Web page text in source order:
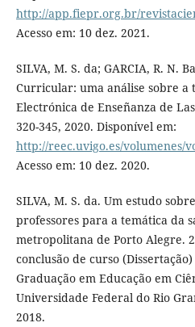
http://app.fiepr.org.br/
Acesso em: 10 dez. 2021.
SILVA, M. S. da; GARCIA, R. N.
Curricular: uma análise sobre a
Electrónica de Enseñanza de
320-345, 2020. Disponível em:
http://reec.uvigo.es/volumenes/
Acesso em: 10 dez. 2020.
SILVA, M. S. da. Um estudo
professores para a temática da
metropolitana de Porto Alegre.
conclusão de curso
Graduação em Educação em
Universidade Federal do Rio
2018.